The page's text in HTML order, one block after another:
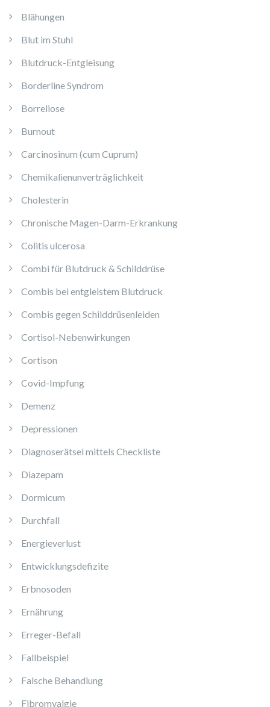
Blähungen
Blut im Stuhl
Blutdruck-Entgleisung
Borderline Syndrom
Borreliose
Burnout
Carcinosinum (cum Cuprum)
Chemikalienunverträglichkeit
Cholesterin
Chronische Magen-Darm-Erkrankung
Colitis ulcerosa
Combi für Blutdruck & Schilddrüse
Combis bei entgleistem Blutdruck
Combis gegen Schilddrüsenleiden
Cortisol-Nebenwirkungen
Cortison
Covid-Impfung
Demenz
Depressionen
Diagnoserätsel mittels Checkliste
Diazepam
Dormicum
Durchfall
Energieverlust
Entwicklungsdefizite
Erbnosoden
Ernährung
Erreger-Befall
Fallbeispiel
Falsche Behandlung
Fibromyalgie